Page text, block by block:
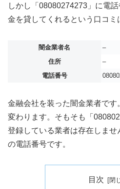
しかし「08080274273」に電
金を貸してくれるという口コミ
闇金業者名
–
住所
–
電話番号
金融会社を装った闇金業者で
変わります。そもそも「
登録している業者は存在しま
の電話番号です。
目次